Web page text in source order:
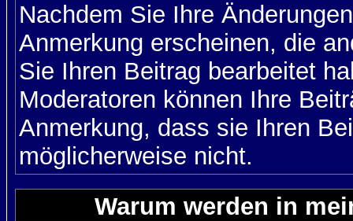
Nachdem Sie Ihre
Anmerkung erscheinen, die
Sie Ihren Beitrag bearbeitet
Moderatoren können Ihre
Anmerkung, dass sie Ihren
möglicherweise nicht.
Warum werden in